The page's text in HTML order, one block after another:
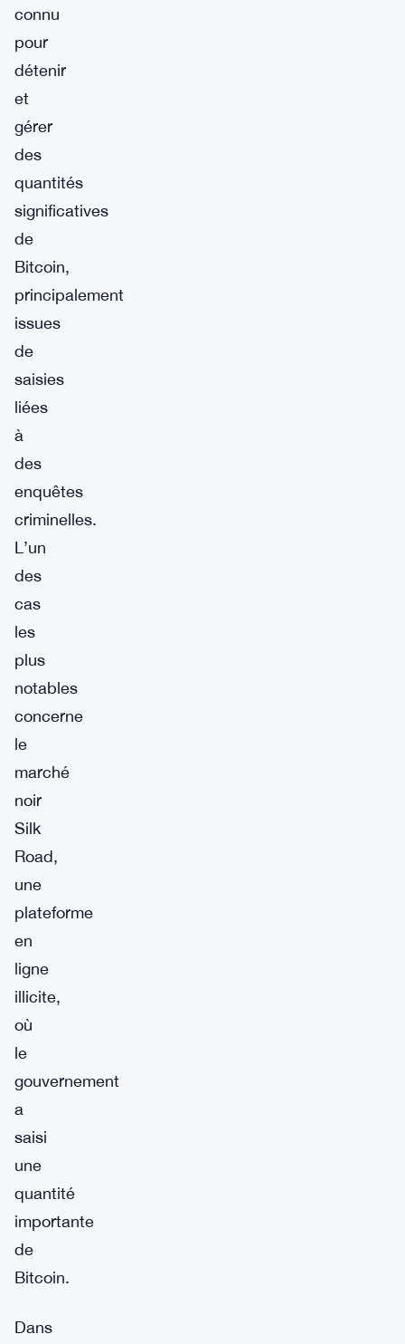
connu
pour
détenir
et
gérer
des
quantités
significatives
de
Bitcoin,
principalement
issues
de
saisies
liées
à
des
enquêtes
criminelles.
L’un
des
cas
les
plus
notables
concerne
le
marché
noir
Silk
Road,
une
plateforme
en
ligne
illicite,
où
le
gouvernement
a
saisi
une
quantité
importante
de
Bitcoin.
Dans